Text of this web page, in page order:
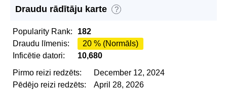
Draudu rādītāju karte ?
Popularity Rank:
182
Draudu līmenis:
20 % (Normāls)
Inficētie datori:
10,680
Pirmo reizi redzēts:
December 12, 2024
Pēdējo reizi redzēts:
April 28, 2026